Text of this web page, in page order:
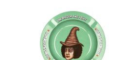
ROLLING
CIRCUS
VERDE
cantidad